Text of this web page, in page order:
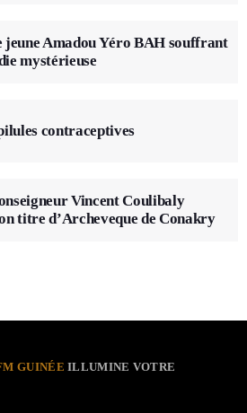
jeune Amadou Yéro BAH souffrant
mystérieuse
contraceptives
Vincent Coulibaly
titre d’Archeveque de Conakry
GUINÉE ILLUMINE VOTRE